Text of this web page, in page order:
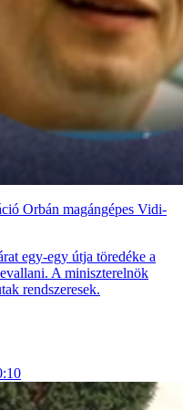
Orbán magángépes Vidi-
egy-egy útja töredéke a
A miniszterelnök
rendszeresek.